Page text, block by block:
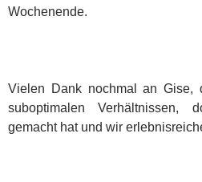
Wochenende.
Vielen Dank nochmal an Gise,
suboptimalen Verhältnissen,
gemacht hat und wir